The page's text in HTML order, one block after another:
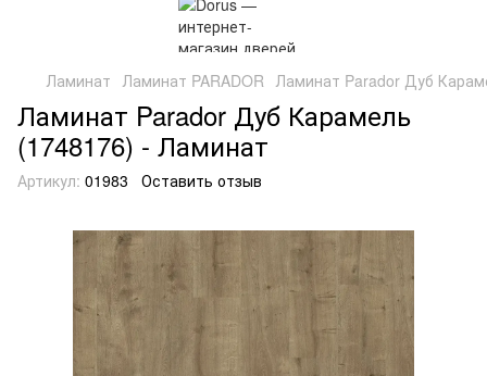
Ламинат Ламинат PARADOR Ламинат Parador Дуб
Ламинат Parador Дуб Карамель
(1748176) - Ламинат
Артикул: 01983 Оставить отзыв